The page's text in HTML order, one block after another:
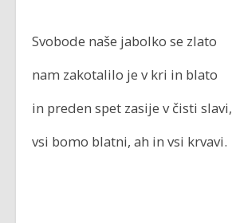
Svobode naše jabolko se zlato
nam zakotalilo je v kri in blato
in preden spet zasije v čisti slavi,
vsi bomo blatni, ah in vsi krvavi.